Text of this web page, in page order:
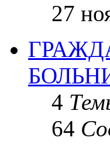
27
4
64